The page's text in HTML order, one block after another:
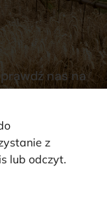
nas na
zastrzeżone ©
z
lub odczyt.